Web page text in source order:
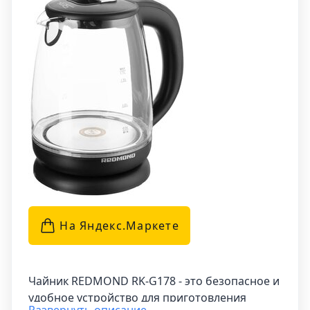
находится воздушная прослойка. Это
обеспечивает более долгое сохранение
тепла, что позволяет сохранить горячую воду
для заваривания напитков на более
длительное время. Такой чайник станет
надежным помощником в приготовлении чая
или кофе, обеспечивая комфорт и
удовольствие при каждом использовании.
На Яндекс.Маркетe
Чайник REDMOND RK-G178 - это безопасное и
удобное устройство для приготовления